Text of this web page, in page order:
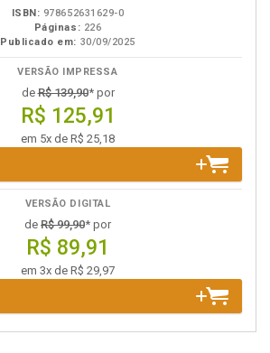
ISBN: 978652631629-0
Páginas: 226
Publicado em: 30/09/2025
VERSÃO IMPRESSA
deR$ 139,90* por
R$ 125,91
em 5x de R$ 25,18
VERSÃO DIGITAL
de R$ 99,90* por
R$ 89,91
em 3x de R$ 29,97